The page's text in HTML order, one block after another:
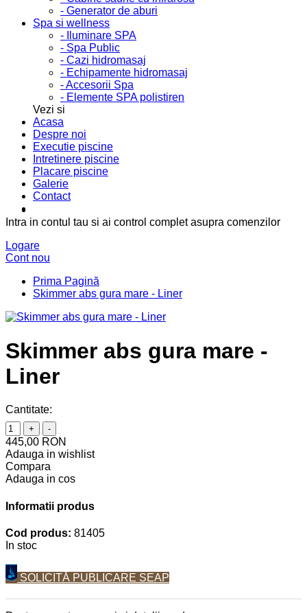
- Generator de aburi
Spa si wellness
- Iluminare SPA
- Spa Public
- Cazi hidromasaj
- Echipamente hidromasaj
- Accesorii Spa
- Elemente SPA polistiren
Vezi si
Acasa
Despre noi
Executie piscine
Intretinere piscine
Placare piscine
Galerie
Contact
Intra in contul tau si ai control complet asupra comenzilor
Logare
Cont nou
Prima Pagină
Skimmer abs gura mare - Liner
Skimmer abs gura mare -
Liner
Cantitate:
+ -
445,00 RON
Adauga in wishlist
Compara
Adauga in cos
Informatii produs
Cod produs: 81405
In stoc
SOLICITĂ PUBLICARE SEAP